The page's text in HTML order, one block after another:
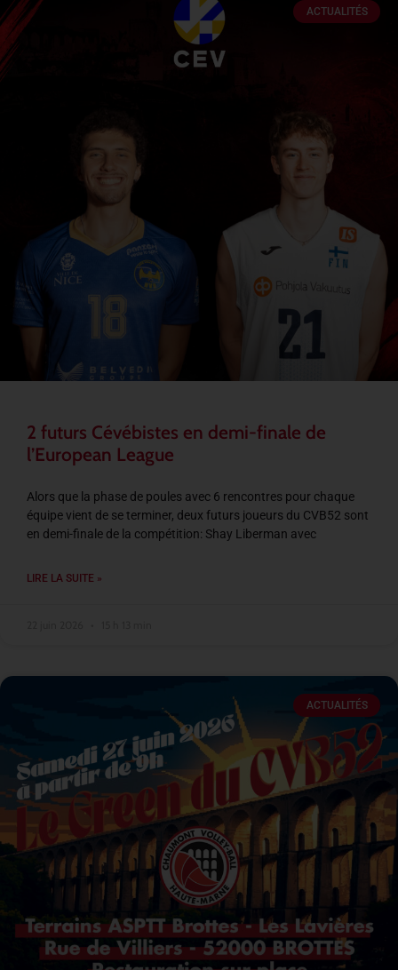
ACTUALITÉS
2 futurs Cévébistes en demi-finale de
l’European League
Alors que la phase de poules avec 6 rencontres pour chaque
équipe vient de se terminer, deux futurs joueurs du CVB52 sont
en demi-finale de la compétition: Shay Liberman avec
LIRE LA SUITE »
ACTUALITÉS